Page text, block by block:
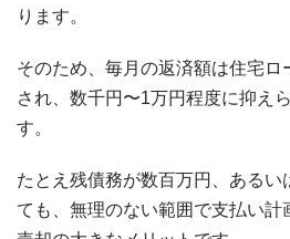
ります。
そのため、毎月の返済額は住宅
され、数千円〜1万円程度に抑え
す。
たとえ残債務が数百万円、あるい
ても、無理のない範囲で支払い